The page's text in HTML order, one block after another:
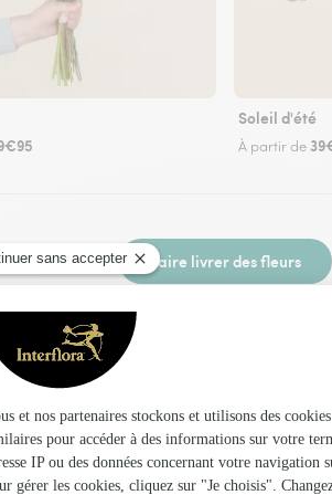
Soleil d'été
À partir de
Faire livrer des fleurs
fleuriste Interflora à